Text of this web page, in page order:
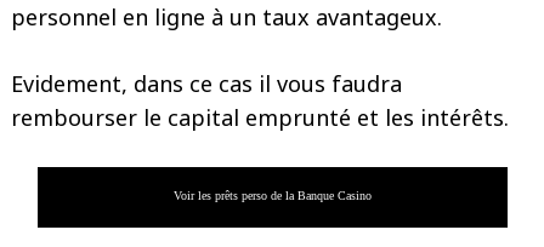
personnel en ligne à un taux avantageux.
Evidement, dans ce cas il vous faudra
rembourser le capital emprunté et les intérêts.
Voir les prêts perso de la Banque Casino